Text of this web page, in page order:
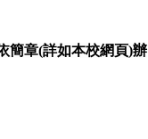
簡章(詳如本校網頁)辦